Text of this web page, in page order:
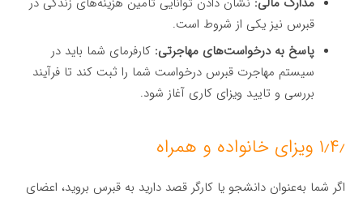
قبرس نیز یکی از شروط است.
پاسخ به درخواست‌های مهاجرتی: کارفرمای شما باید در
سیستم مهاجرت قبرس درخواست شما را ثبت کند تا فرآیند
بررسی و تایید ویزای کاری آغاز شود.
۱٫۴٫ ویزای خانواده و همراه
اگر شما به‌عنوان دانشجو یا کارگر قصد دارید به قبرس بروید، اعضای